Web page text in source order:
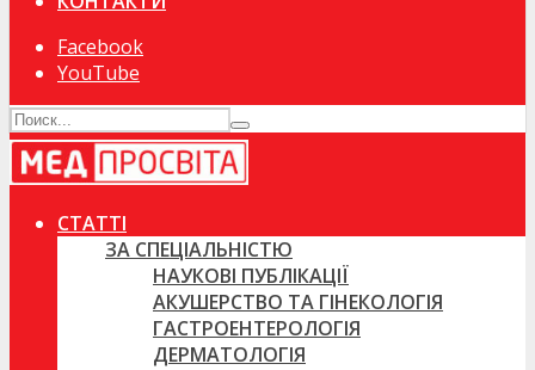
Facebook
YouTube
СТАТТІ
ЗА СПЕЦІАЛЬНІСТЮ
НАУКОВІ ПУБЛІКАЦІЇ
АКУШЕРСТВО ТА ГІНЕКОЛОГІЯ
ГАСТРОЕНТЕРОЛОГІЯ
ДЕРМАТОЛОГІЯ